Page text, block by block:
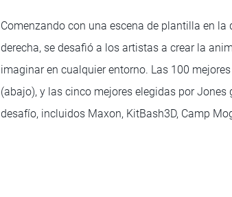
Comenzando con una escena de plantilla en
derecha, se desafió a los artistas a crear la
imaginar en cualquier entorno. Las 100
(abajo), y las cinco mejores elegidas por
desafío, incluidos Maxon, KitBash3D, Camp